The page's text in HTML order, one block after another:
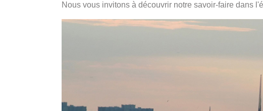
Nous vous invitons à découvrir notre savoir-faire dans